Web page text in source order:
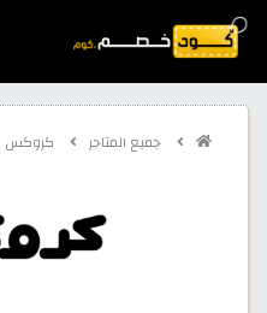
جميع المتاجر كروكس